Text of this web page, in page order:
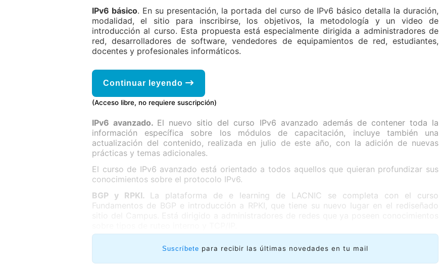
IPv6 básico. En su presentación, la portada del curso de IPv6 básico detalla la duración,
modalidad, el sitio para inscribirse, los objetivos, la metodología y un video de
introducción al curso. Esta propuesta está especialmente dirigida a administradores de
red, desarrolladores de software, vendedores de equipamientos de red, estudiantes,
docentes y profesionales informáticos.
Continuar leyendo
(Acceso libre, no requiere suscripción)
IPv6 avanzado. El nuevo sitio del curso IPv6 avanzado además de contener toda la
información específica sobre los módulos de capacitación, incluye también una
actualización del contenido, realizada en julio de este año, con la adición de nuevas
prácticas y temas adicionales.
El curso de IPv6 avanzado está orientado a todos aquellos que quieran profundizar sus
conocimientos sobre el protocolo IPv6.
BGP y RPKI. La plataforma de e learning de LACNIC se completa con el curso
Fundamentos de BGP e introducción a RPKI, que tiene su nuevo lugar en el rediseñado
Suscríbete para recibir las últimas novedades en tu mail